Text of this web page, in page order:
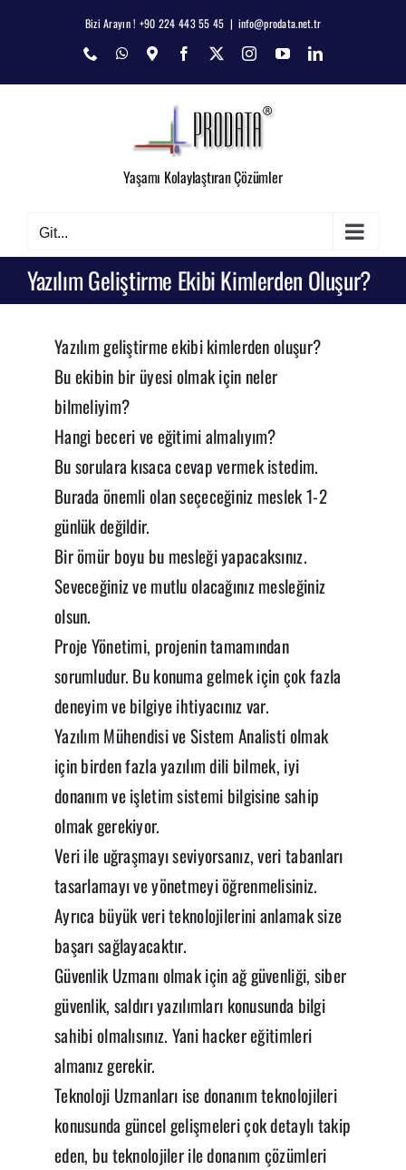
Bizi Arayın ! +90 224 443 55 45 | info@prodata.net.tr
Phone WhatsApp
Map Facebook Instagram
YouTubeLinkedIn
Yaşamı Kolaylaştıran Çözümler
Git...
Yazılım Geliştirme Ekibi Kimlerden Oluşur?
Yazılım geliştirme ekibi kimlerden oluşur?
Bu ekibin bir üyesi olmak için neler
bilmeliyim?
Hangi beceri ve eğitimi almalıyım?
Bu sorulara kısaca cevap vermek istedim.
Burada önemli olan seçeceğiniz meslek 1-2
günlük değildir.
Bir ömür boyu bu mesleği yapacaksınız.
Seveceğiniz ve mutlu olacağınız mesleğiniz
olsun.
Proje Yönetimi, projenin tamamından
sorumludur. Bu konuma gelmek için çok fazla
deneyim ve bilgiye ihtiyacınız var.
Yazılım Mühendisi ve Sistem Analisti olmak
için birden fazla yazılım dili bilmek, iyi
donanım ve işletim sistemi bilgisine sahip
olmak gerekiyor.
Veri ile uğraşmayı seviyorsanız, veri tabanları
tasarlamayı ve yönetmeyi öğrenmelisiniz.
Ayrıca büyük veri teknolojilerini anlamak size
başarı sağlayacaktır.
Güvenlik Uzmanı olmak için ağ güvenliği, siber
güvenlik, saldırı yazılımları konusunda bilgi
sahibi olmalısınız. Yani hacker eğitimleri
almanız gerekir.
Teknoloji Uzmanları ise donanım teknolojileri
konusunda güncel gelişmeleri çok detaylı takip
eden, bu teknolojiler ile donanım çözümleri